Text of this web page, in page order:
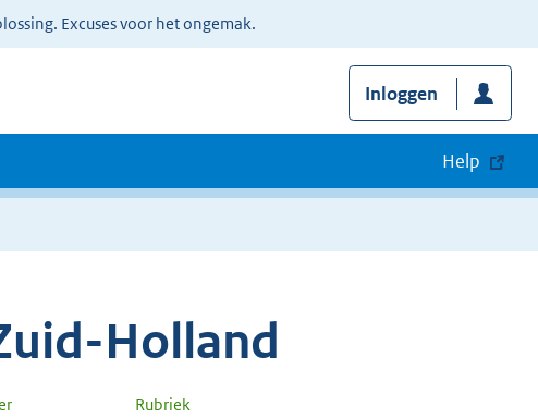
Excuses voor het ongemak.
Inloggen
Help
Holland
Rubriek